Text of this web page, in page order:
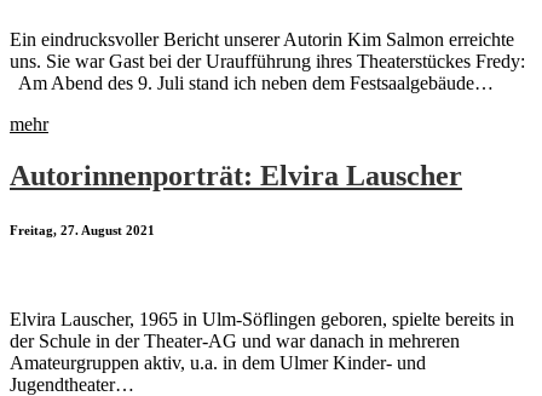
Ein eindrucksvoller Bericht unserer Autorin Kim Salmon erreichte
uns. Sie war Gast bei der Uraufführung ihres Theaterstückes Fredy:
Am Abend des 9. Juli stand ich neben dem Festsaalgebäude…
mehr
Autorinnenporträt: Elvira Lauscher
Freitag, 27. August 2021
Elvira Lauscher, 1965 in Ulm-Söflingen geboren, spielte bereits in
der Schule in der Theater-AG und war danach in mehreren
Amateurgruppen aktiv, u.a. in dem Ulmer Kinder- und
Jugendtheater…